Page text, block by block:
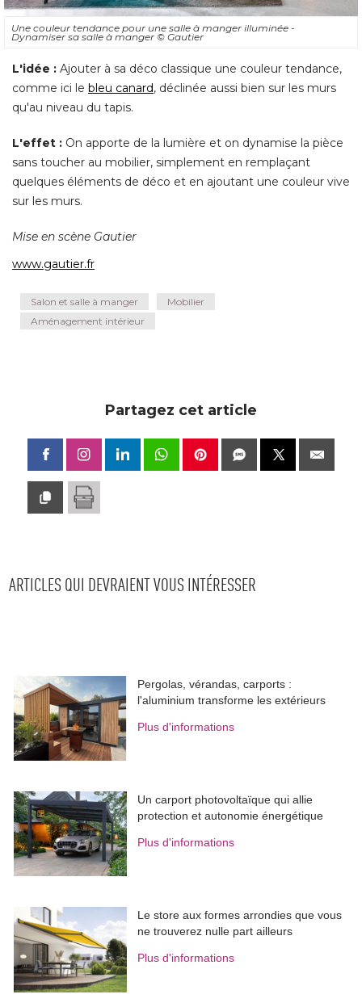
Une couleur tendance pour une salle à manger illuminée -
Dynamiser sa salle à manger © Gautier
L'idée : Ajouter à sa déco classique une couleur tendance,
comme ici le bleu canard, déclinée aussi bien sur les murs
qu'au niveau du tapis.
L'effet : On apporte de la lumière et on dynamise la pièce
sans toucher au mobilier, simplement en remplaçant
quelques éléments de déco et en ajoutant une couleur vive
sur les murs.
Mise en scène Gautier
www.gautier.fr
Salon et salle à manger
Mobilier
Aménagement intérieur
Partagez cet article
ARTICLES QUI DEVRAIENT VOUS INTÉRESSER
Pergolas, vérandas, carports :
l'aluminium transforme les extérieurs
Plus d'informations
Un carport photovoltaïque qui allie
protection et autonomie énergétique
Plus d'informations
Le store aux formes arrondies que vous
ne trouverez nulle part ailleurs
Plus d'informations